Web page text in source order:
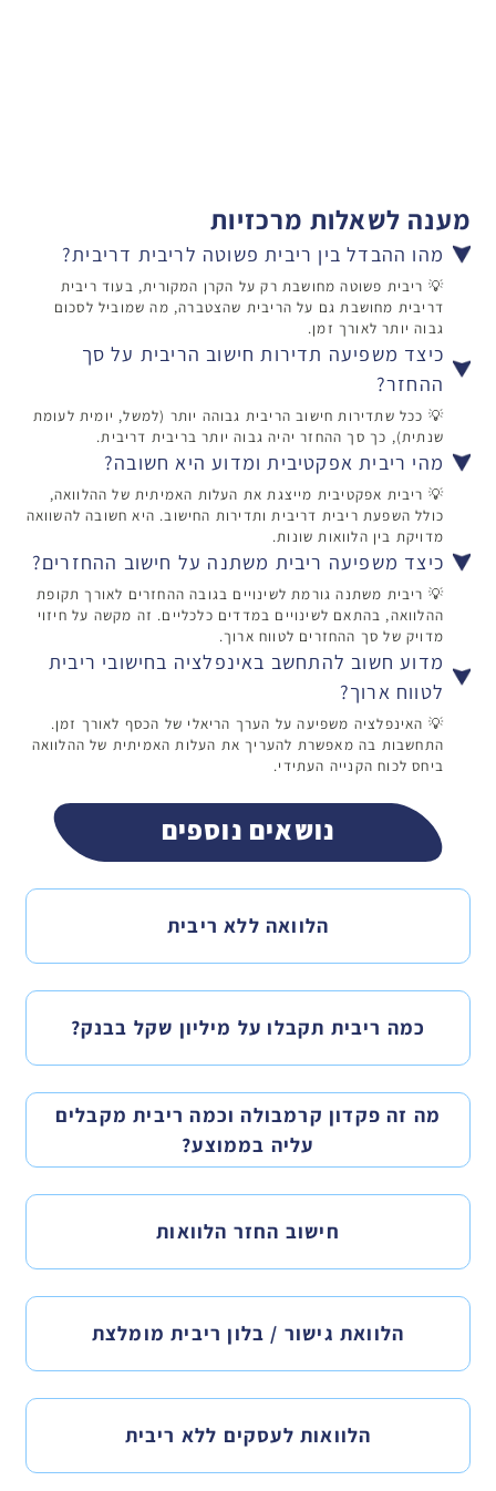
מענה לשאלות מרכזיות
מהו ההבדל בין ריבית פשוטה לריבית דריבית?
💡 ריבית פשוטה מחושבת רק על הקרן המקורית, בעוד ריבית
דריבית מחושבת גם על הריבית שהצטברה, מה שמוביל לסכום
גבוה יותר לאורך זמן.
כיצד משפיעה תדירות חישוב הריבית על סך
ההחזר?
💡 ככל שתדירות חישוב הריבית גבוהה יותר (למשל, יומית לעומת
שנתית), כך סך ההחזר יהיה גבוה יותר בריבית דריבית.
מהי ריבית אפקטיבית ומדוע היא חשובה?
💡 ריבית אפקטיבית מייצגת את העלות האמיתית של ההלוואה,
כולל השפעת ריבית דריבית ותדירות החישוב. היא חשובה להשוואה
מדויקת בין הלוואות שונות.
כיצד משפיעה ריבית משתנה על חישוב ההחזרים?
💡 ריבית משתנה גורמת לשינויים בגובה ההחזרים לאורך תקופת
ההלוואה, בהתאם לשינויים במדדים כלכליים. זה מקשה על חיזוי
מדויק של סך ההחזרים לטווח ארוך.
מדוע חשוב להתחשב באינפלציה בחישובי ריבית
לטווח ארוך?
💡 האינפלציה משפיעה על הערך הריאלי של הכסף לאורך זמן.
התחשבות בה מאפשרת להעריך את העלות האמיתית של ההלוואה
ביחס לכוח הקנייה העתידי.
נושאים נוספים
הלוואה ללא ריבית
כמה ריבית תקבלו על מיליון שקל בבנק?
מה זה פקדון קרמבולה וכמה ריבית מקבלים
עליה בממוצע?
חישוב החזר הלוואות
הלוואת גישור / בלון ריבית מומלצת
הלוואות לעסקים ללא ריבית